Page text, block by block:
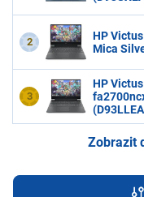
2
HP
Mica
3
HP
Zobrazit